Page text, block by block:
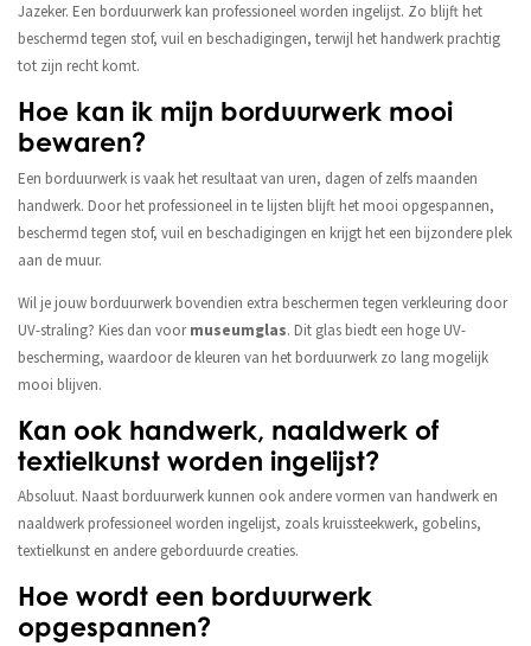
Jazeker. Een borduurwerk kan professioneel worden ingelijst. Zo blijft het
beschermd tegen stof, vuil en beschadigingen, terwijl het handwerk prachtig
tot zijn recht komt.
Hoe kan ik mijn borduurwerk mooi
bewaren?
Een borduurwerk is vaak het resultaat van uren, dagen of zelfs maanden
handwerk. Door het professioneel in te lijsten blijft het mooi opgespannen,
beschermd tegen stof, vuil en beschadigingen en krijgt het een bijzondere plek
aan de muur.
Wil je jouw borduurwerk bovendien extra beschermen tegen verkleuring door
UV-straling? Kies dan voormuseumglas. Dit glas biedt een hoge UV-
bescherming, waardoor de kleuren van het borduurwerk zo lang mogelijk
mooi blijven.
Kan ook handwerk, naaldwerk of
textielkunst worden ingelijst?
Absoluut. Naast borduurwerk kunnen ook andere vormen van handwerk en
naaldwerk professioneel worden ingelijst, zoals kruissteekwerk, gobelins,
textielkunst en andere geborduurde creaties.
Hoe wordt een borduurwerk
opgespannen?